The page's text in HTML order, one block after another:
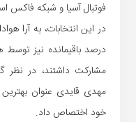
فوتبال آسیا و شبکه فاکس
درصد باقیمانده نیز
مشارکت داشتند، در نظر
خود اختصاص داد.